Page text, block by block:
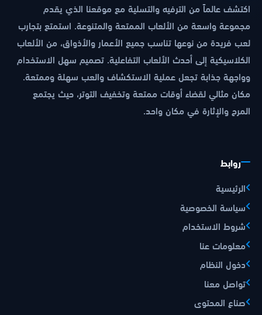
اكتشف عالماً من الترفيه والتسلية مع موقعنا الذي يقدم
مجموعة واسعة من الألعاب الممتعة والمتنوعة. استمتع بتجارب
لعب فريدة من نوعها تناسب جميع الأعمار والأذواق، من الألعاب
الكلاسيكية إلى أحدث الألعاب التفاعلية. تصميم سهل الاستخدام
وواجهة جذابة تجعل عملية الاستكشاف والعب سهلة وممتعة.
مكان مثالي لقضاء أوقات ممتعة وتخفيف التوتر، حيث يجتمع
المرح والإثارة في مكان واحد.
روابط
الرئيسية
سياسة الخصوصية
شروط الاستخدام
معلومات عنا
دخول النظام
تواصل معنا
صناع المحتوى